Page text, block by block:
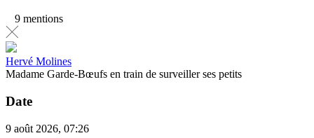
9 mentions
Hervé Molines
Madame Garde-Bœufs en train de surveiller ses petits
Date
9 août 2026, 07:26